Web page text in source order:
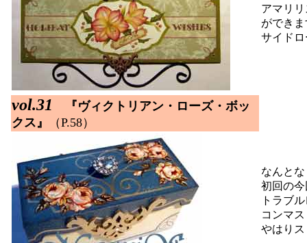
アマリ
ができ
サイド
vol.31
『ヴィクトリアン・ローズ・ボッ
クス』
（P.58）
なんと
初回の
トラブ
コンマ
やはり